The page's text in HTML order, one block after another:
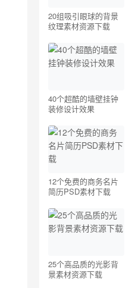
20组吸引眼球的背景
纹理素材资源下载
40个超酷的墙壁挂钟
装修设计效果
12个免费的商务名片
简历PSD素材下载
25个高品质的光影背
景素材资源下载